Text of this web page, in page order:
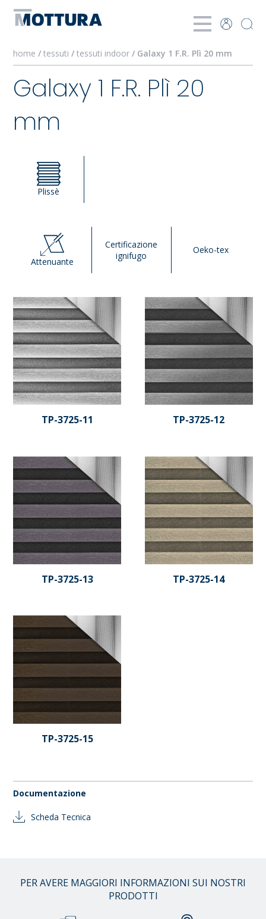
home /tessuti /tessuti indoor / Galaxy 1 F.R. Plì 20 mm
Galaxy 1 F.R. Plì 20
mm
Plissè
Attenuante
Certificazione
ignifugo
Oeko-tex
TP-3725-11 TP-3725-12
TP-3725-13 TP-3725-14
TP-3725-15
Documentazione
Scheda Tecnica
PER AVERE MAGGIORI INFORMAZIONI SUI NOSTRI
PRODOTTI